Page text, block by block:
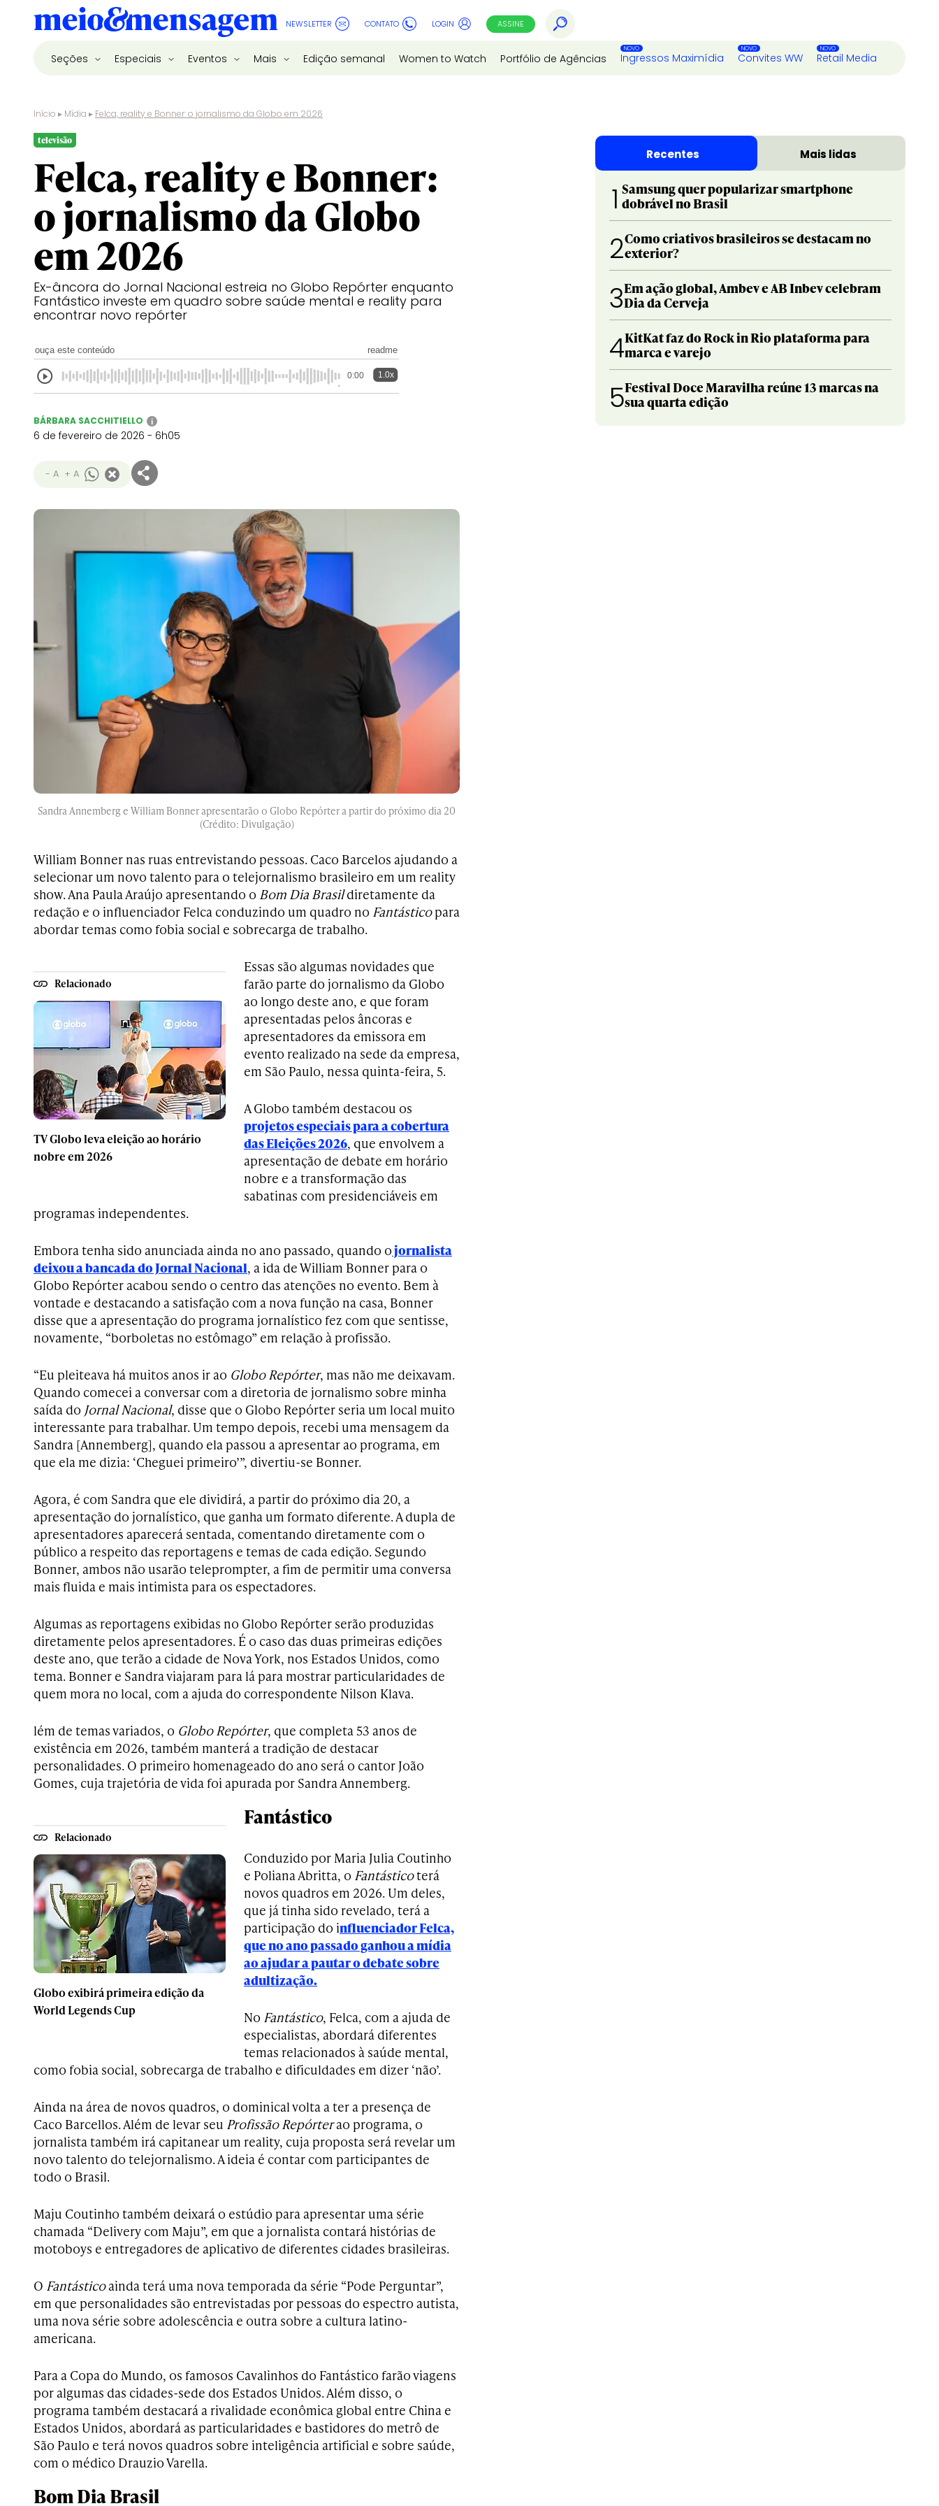
NEWSLETTER CONTATO LOGIN ASSINE
Seções Especiais Eventos Mais Edição semanal Women to Watch Portfólio de Agências Ingressos Maximídia Convites WW Retail Media
Início ▸ Mídia ▸ Felca, reality e Bonner: o jornalismo da Globo em 2026
televisão
Felca, reality e Bonner:
o jornalismo da Globo
em 2026
Ex-âncora do Jornal Nacional estreia no Globo Repórter enquanto
Fantástico investe em quadro sobre saúde mental e reality para
encontrar novo repórter
ouça este conteúdo readme
0:00 1.0x
BÁRBARA SACCHITIELLO i
6 de fevereiro de 2026 - 6h05
- A + A
Sandra Annemberg e William Bonner apresentarão o Globo Repórter a partir do próximo dia 20
(Crédito: Divulgação)
William Bonner nas ruas entrevistando pessoas. Caco Barcelos ajudando a
selecionar um novo talento para o telejornalismo brasileiro em um reality
show. Ana Paula Araújo apresentando o Bom Dia Brasildiretamente da
redação e o influenciador Felca conduzindo um quadro no Fantásticopara
abordar temas como fobia social e sobrecarga de trabalho.
Relacionado
TV Globo leva eleição ao horário
nobre em 2026
Essas são algumas novidades que
farão parte do jornalismo da Globo
ao longo deste ano, e que foram
apresentadas pelos âncoras e
apresentadores da emissora em
evento realizado na sede da empresa,
em São Paulo, nessa quinta-feira, 5.
A Globo também destacou os
projetos especiais para a cobertura
das Eleições 2026, que envolvem a
apresentação de debate em horário
nobre e a transformação das
sabatinas com presidenciáveis em
programas independentes.
Embora tenha sido anunciada ainda no ano passado, quando ojornalista
deixou a bancada do Jornal Nacional, a ida de William Bonner para o
Globo Repórter acabou sendo o centro das atenções no evento. Bem à
vontade e destacando a satisfação com a nova função na casa, Bonner
disse que a apresentação do programa jornalístico fez com que sentisse,
novamente, “borboletas no estômago” em relação à profissão.
“Eu pleiteava há muitos anos ir ao Globo Repórter, mas não me deixavam.
Quando comecei a conversar com a diretoria de jornalismo sobre minha
saída do Jornal Nacional, disse que o Globo Repórter seria um local muito
interessante para trabalhar. Um tempo depois, recebi uma mensagem da
Sandra [Annemberg], quando ela passou a apresentar ao programa, em
que ela me dizia: ‘Cheguei primeiro’”, divertiu-se Bonner.
Agora, é com Sandra que ele dividirá, a partir do próximo dia 20, a
apresentação do jornalístico, que ganha um formato diferente. A dupla de
apresentadores aparecerá sentada, comentando diretamente com o
público a respeito das reportagens e temas de cada edição. Segundo
Bonner, ambos não usarão teleprompter, a fim de permitir uma conversa
mais fluida e mais intimista para os espectadores.
Algumas as reportagens exibidas no Globo Repórter serão produzidas
diretamente pelos apresentadores. É o caso das duas primeiras edições
deste ano, que terão a cidade de Nova York, nos Estados Unidos, como
tema. Bonner e Sandra viajaram para lá para mostrar particularidades de
quem mora no local, com a ajuda do correspondente Nilson Klava.
lém de temas variados, o Globo Repórter, que completa 53 anos de
existência em 2026, também manterá a tradição de destacar
personalidades. O primeiro homenageado do ano será o cantor João
Gomes, cuja trajetória de vida foi apurada por Sandra Annemberg.
Relacionado
Globo exibirá primeira edição da
World Legends Cup
Fantástico
Conduzido por Maria Julia Coutinho
e Poliana Abritta, o Fantásticoterá
novos quadros em 2026. Um deles,
que já tinha sido revelado, terá a
participação do influenciador Felca,
que no ano passado ganhou a mídia
ao ajudar a pautar o debate sobre
adultização.
No Fantástico, Felca, com a ajuda de
especialistas, abordará diferentes
temas relacionados à saúde mental,
como fobia social, sobrecarga de trabalho e dificuldades em dizer ‘não’.
Ainda na área de novos quadros, o dominical volta a ter a presença de
Caco Barcellos. Além de levar seu Profissão Repórterao programa, o
jornalista também irá capitanear um reality, cuja proposta será revelar um
novo talento do telejornalismo. A ideia é contar com participantes de
todo o Brasil.
Maju Coutinho também deixará o estúdio para apresentar uma série
chamada “Delivery com Maju”, em que a jornalista contará histórias de
motoboys e entregadores de aplicativo de diferentes cidades brasileiras.
O Fantásticoainda terá uma nova temporada da série “Pode Perguntar”,
em que personalidades são entrevistadas por pessoas do espectro autista,
uma nova série sobre adolescência e outra sobre a cultura latino-
americana.
Para a Copa do Mundo, os famosos Cavalinhos do Fantástico farão viagens
por algumas das cidades-sede dos Estados Unidos. Além disso, o
programa também destacará a rivalidade econômica global entre China e
Estados Unidos, abordará as particularidades e bastidores do metrô de
São Paulo e terá novos quadros sobre inteligência artificial e sobre saúde,
com o médico Drauzio Varella.
Bom Dia Brasil
Recentes Mais lidas
1 Samsung quer popularizar smartphone
dobrável no Brasil
2Como criativos brasileiros se destacam no
exterior?
3Em ação global, Ambev e AB Inbev celebram
Dia da Cerveja
4KitKat faz do Rock in Rio plataforma para
marca e varejo
5Festival Doce Maravilha reúne 13 marcas na
sua quarta edição